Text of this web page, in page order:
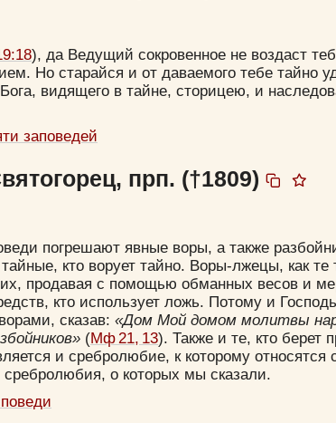
), да Ведущий сокровенное не воздаст
Но старайся и от даваемого тебе тайно
видящего в тайне, сторицею, и
заповедей
прп. (†1809)
погрешают явные воры, а также
кто ворует тайно. Воры-лжецы, как те
продавая с помощью обманных весов и
кто использует ложь. Потому и
сказав: «Дом Мой домом молитвы
(Мф 21, 13). Также и те, кто берет
и сребролюбие, к которому относятся
о которых мы сказали.